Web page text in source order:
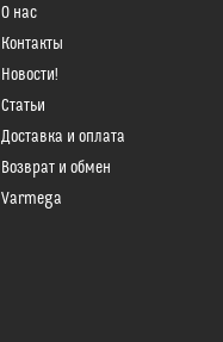
О нас
Контакты
Новости!
Статьи
Доставка и оплата
Возврат и обмен
Varmega